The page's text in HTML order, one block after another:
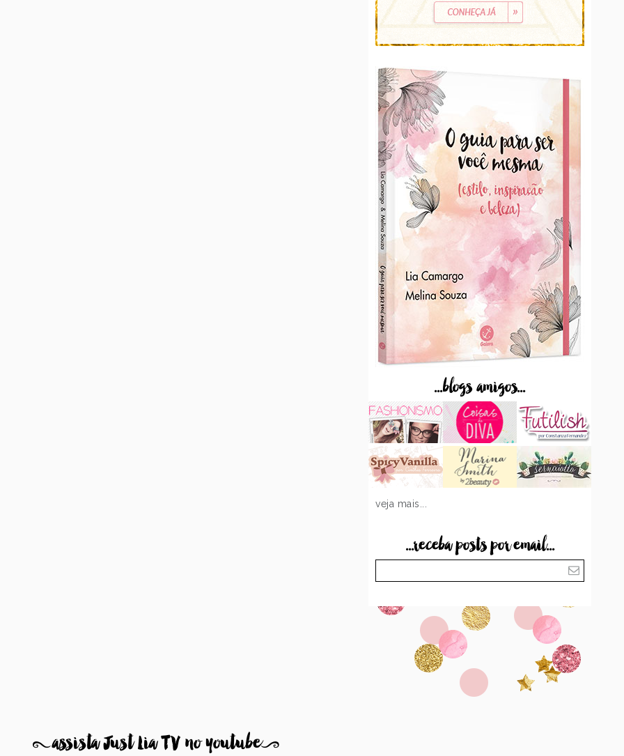
...blogs amigos...
veja mais...
...receba posts por email...
8assista Just Lia TV no youtube9